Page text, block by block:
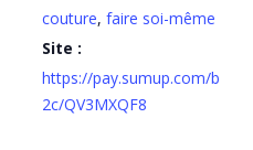
couture, faire soi-même
Site :
https://pay.sumup.com/b
2c/QV3MXQF8